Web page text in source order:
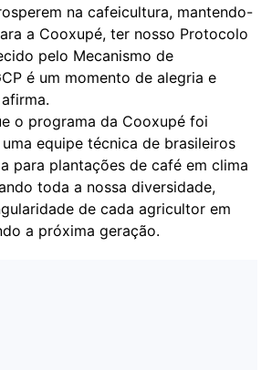
na cafeicultura, mantendo-
a Cooxupé, ter nosso Protocolo
pelo Mecanismo de
é um momento de alegria e
o programa da Cooxupé foi
equipe técnica de brasileiros
para plantações de café em clima
toda a nossa diversidade,
de cada agricultor em
a próxima geração.